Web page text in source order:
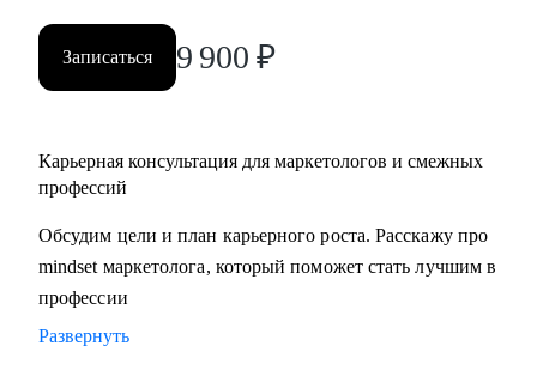
Записаться 9 900 ₽
Карьерная консультация для маркетологов и смежных
профессий
Обсудим цели и план карьерного роста. Расскажу про
mindset маркетолога, который поможет стать лучшим в
профессии
Развернуть